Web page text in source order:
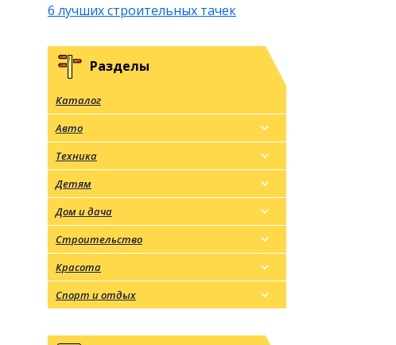
6 лучших строительных тачек
Разделы
Каталог
Авто
Техника
Детям
Дом и дача
Строительство
Красота
Спорт и отдых